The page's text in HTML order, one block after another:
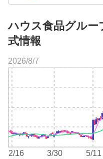
ハウス食品グルー
式情報
2/16 3/30 5/11
2026/8/7